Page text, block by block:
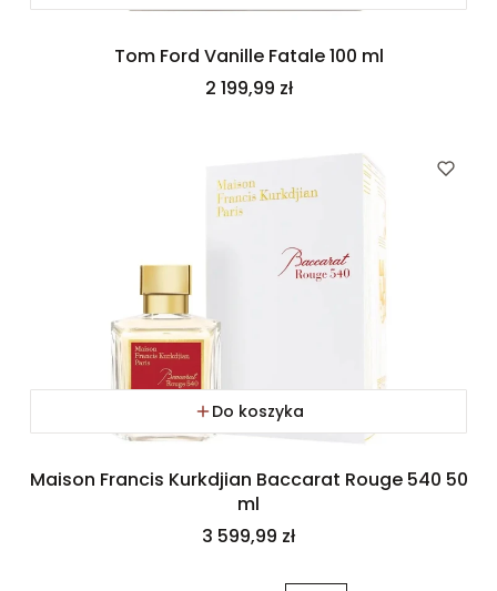
Tom Ford Vanille Fatale 100 ml
Cena
2 199,99 zł
Do koszyka
Maison Francis Kurkdjian Baccarat Rouge 540 50
ml
Cena
3 599,99 zł